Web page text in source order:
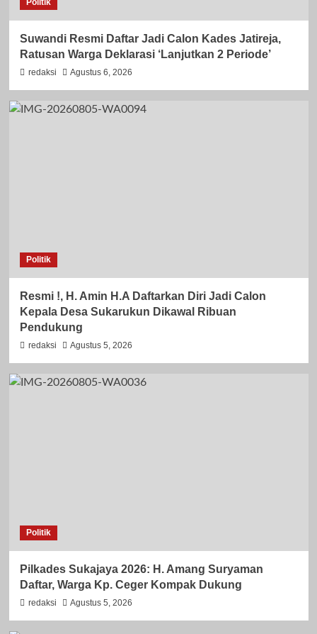
Politik
Suwandi Resmi Daftar Jadi Calon Kades Jatireja,
Ratusan Warga Deklarasi ‘Lanjutkan 2 Periode’
redaksi Agustus 6, 2026
Politik
Resmi !, H. Amin H.A Daftarkan Diri Jadi Calon
Kepala Desa Sukarukun Dikawal Ribuan
Pendukung
redaksi Agustus 5, 2026
Politik
Pilkades Sukajaya 2026: H. Amang Suryaman
Daftar, Warga Kp. Ceger Kompak Dukung
redaksi Agustus 5, 2026